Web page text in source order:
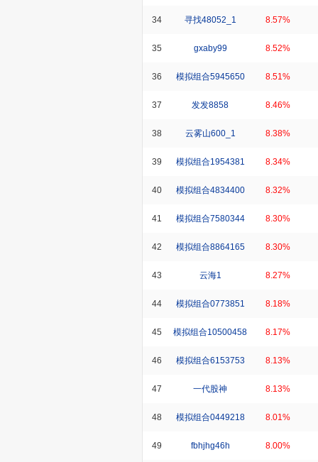
34 寻找48052_1 8.57%
35 gxaby99 8.52%
36 模拟组合5945650 8.51%
37 发发8858 8.46%
38 云雾山600_1 8.38%
39 模拟组合1954381 8.34%
40 模拟组合4834400 8.32%
41 模拟组合7580344 8.30%
42 模拟组合8864165 8.30%
43 云海1 8.27%
44 模拟组合0773851 8.18%
45 模拟组合10500458 8.17%
46 模拟组合6153753 8.13%
47 一代股神 8.13%
48 模拟组合0449218 8.01%
49 fbhjhg46h 8.00%